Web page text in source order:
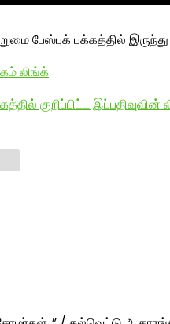
பேஸ்புக் பக்கத்தில்
லிங்க்
குறிப்பிட்ட இப்பதிவுவின்